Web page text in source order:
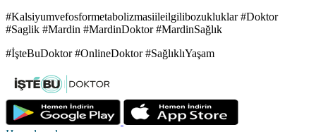
#Kalsiyumvefosformetabolizmasiileilgilibozukluklar #Doktor
#Saglik #Mardin #MardinDoktor #MardinSağlık
#İşteBuDoktor #OnlineDoktor #SağlıklıYaşam